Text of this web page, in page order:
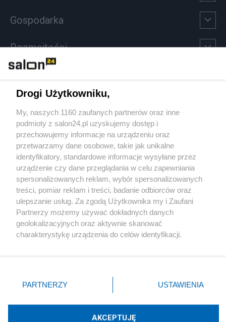
Gospodarka
Rozmaitości
Sport
Społeczeństwo
Kultura
X Facebook Instagram Youtube
Drogi Użytkowniku,
My, naszych 1160 zaufanych partnerów oraz inne
podmioty z salon24.pl uzyskujemy dostęp i
przechowujemy informacje na urządzeniu oraz
przetwarzamy dane osobowe, takie jak unikalne
identyfikatory, standardowe informacje wysyłane przez
urządzenie czy dane przeglądania w celu zapewniania
spersonalizowanych reklam, wybór spersonalizowanych
treści, pomiar reklam i treści, badanie odbiorców oraz
ulepszanie usług. Za zgodą Użytkownika my i Zaufani
Partnerzy możemy używać dokładnych danych
geolokalizacyjnych oraz aktywnie skanować
charakterystykę urządzenia do celów identyfikacji.
zmienić/wycofać klikając przycisk ustawień prywatności
znajdujący się w lewym dolnym rogu strony
rodzaje przetwarzania danych nie wymagają zgody
użytkownika, ale masz prawo sprzeciwić się takiemu
PARTNERZY USTAWIENIA
AKCEPTUJĘ